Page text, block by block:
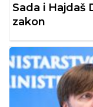
Sada i Hajdaš
zakon